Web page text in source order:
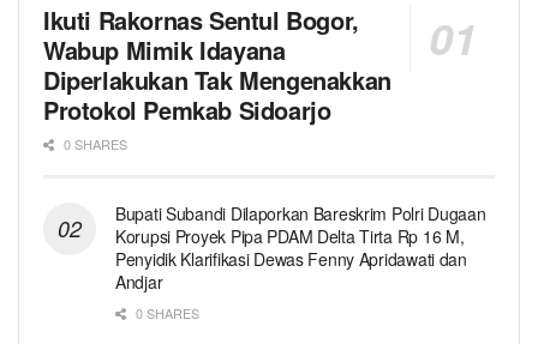
Ikuti Rakornas Sentul Bogor,
Wabup Mimik Idayana
Diperlakukan Tak Mengenakkan
Protokol Pemkab Sidoarjo
0 SHARES
Bupati Subandi Dilaporkan Bareskrim Polri Dugaan
Korupsi Proyek Pipa PDAM Delta Tirta Rp 16 M,
Penyidik Klarifikasi Dewas Fenny Apridawati dan
Andjar
0 SHARES